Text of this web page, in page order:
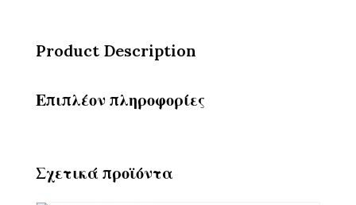
Product Description
Επιπλέον πληροφορίες
Σχετικά προϊόντα